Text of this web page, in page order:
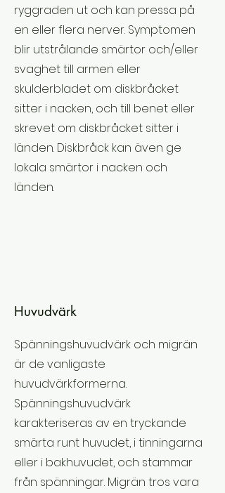
ryggraden ut och kan pressa på
en eller flera nerver. Symptomen
blir utstrålande smärtor och/eller
svaghet till armen eller
skulderbladet om diskbråcket
sitter i nacken, och till benet eller
skrevet om diskbråcket sitter i
länden. Diskbråck kan även ge
lokala smärtor i nacken och
länden.
Huvudvärk
Spänningshuvudvärk och migrän
är de vanligaste
huvudvärkformerna.
Spänningshuvudvärk
karakteriseras av en tryckande
smärta runt huvudet, i tinningarna
eller i bakhuvudet, och stammar
från spänningar. Migrän tros vara